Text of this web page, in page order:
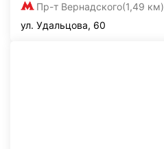
Пр-т Вернадского(1,49 км)
ул. Удальцова, 60